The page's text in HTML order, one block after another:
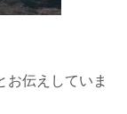
お伝えしていま